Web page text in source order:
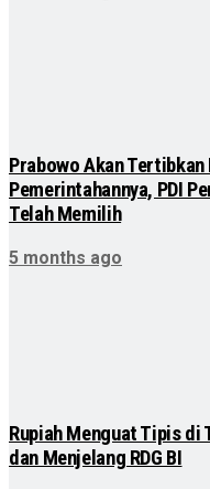
Prabowo Akan Tertibkan
Pemerintahannya, PDI
Telah Memilih
5 months ago
Rupiah Menguat Tipis di
dan Menjelang RDG BI